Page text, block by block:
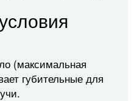
(максимальная
губительные для